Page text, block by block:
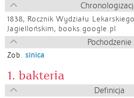
1838, Rocznik Wydziału
Jagiellońskim, books.google.pl
Pochodzenie
Zob. sinica
1. bakteria
Definicja